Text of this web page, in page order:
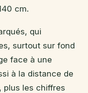
cm.
qui
surtout sur fond
face à une
à la distance de
plus les chiffres